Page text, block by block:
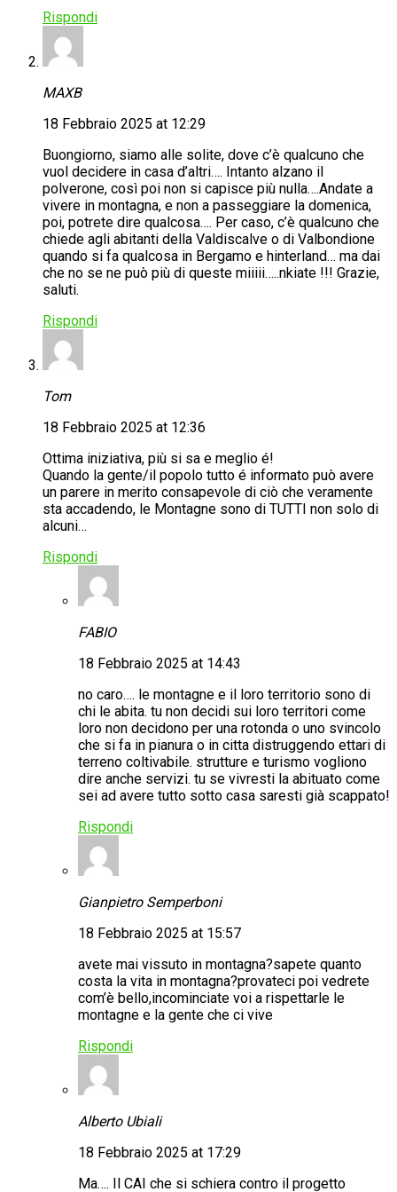
Rispondi
MAXB
18 Febbraio 2025 at 12:29
Buongiorno, siamo alle solite, dove c’è qualcuno che
vuol decidere in casa d’altri…. Intanto alzano il
polverone, così poi non si capisce più nulla….Andate a
vivere in montagna, e non a passeggiare la domenica,
poi, potrete dire qualcosa…. Per caso, c’è qualcuno che
chiede agli abitanti della Valdiscalve o di Valbondione
quando si fa qualcosa in Bergamo e hinterland… ma dai
che no se ne può più di queste miiiii…..nkiate !!! Grazie,
saluti.
Rispondi
Tom
18 Febbraio 2025 at 12:36
Ottima iniziativa, più si sa e meglio é!
Quando la gente/il popolo tutto é informato può avere
un parere in merito consapevole di ciò che veramente
sta accadendo, le Montagne sono di TUTTI non solo di
alcuni…
Rispondi
FABIO
18 Febbraio 2025 at 14:43
no caro…. le montagne e il loro territorio sono di
chi le abita. tu non decidi sui loro territori come
loro non decidono per una rotonda o uno svincolo
che si fa in pianura o in citta distruggendo ettari di
terreno coltivabile. strutture e turismo vogliono
dire anche servizi. tu se vivresti la abituato come
sei ad avere tutto sotto casa saresti già scappato!
Rispondi
Gianpietro Semperboni
18 Febbraio 2025 at 15:57
avete mai vissuto in montagna?sapete quanto
costa la vita in montagna?provateci poi vedrete
com’è bello,incominciate voi a rispettarle le
montagne e la gente che ci vive
Rispondi
Alberto Ubiali
18 Febbraio 2025 at 17:29
Ma…. Il CAI che si schiera contro il progetto